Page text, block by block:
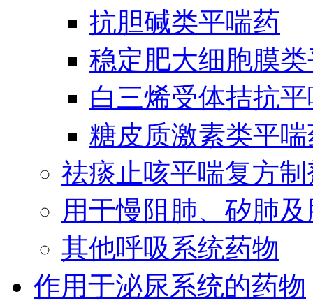
抗胆碱类平喘药
稳定肥大细胞膜
白三烯受体拮抗
糖皮质激素类平
祛痰止咳平喘复方制
用于慢阻肺、矽肺
其他呼吸系统药物
作用于泌尿系统的药物